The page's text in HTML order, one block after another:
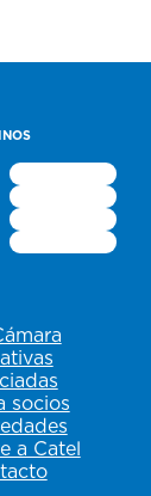
socios
a Catel